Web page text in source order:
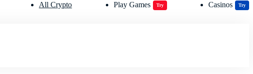
All Crypto Play Games Try Casinos Try